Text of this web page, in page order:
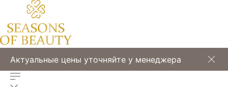
Актуальные цены уточняйте у менеджера